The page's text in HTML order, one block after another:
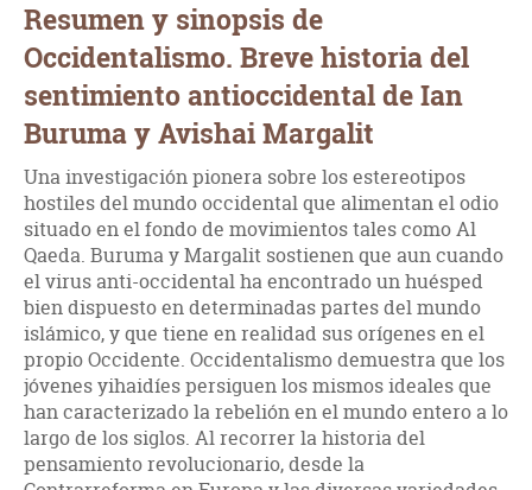
Resumen y sinopsis de
Occidentalismo. Breve historia del
sentimiento antioccidental de Ian
Buruma y Avishai Margalit
Una investigación pionera sobre los estereotipos
hostiles del mundo occidental que alimentan el odio
situado en el fondo de movimientos tales como Al
Qaeda. Buruma y Margalit sostienen que aun cuando
el virus anti-occidental ha encontrado un huésped
bien dispuesto en determinadas partes del mundo
islámico, y que tiene en realidad sus orígenes en el
propio Occidente. Occidentalismo demuestra que los
jóvenes yihaidíes persiguen los mismos ideales que
han caracterizado la rebelión en el mundo entero a lo
largo de los siglos. Al recorrer la historia del
pensamiento revolucionario, desde la